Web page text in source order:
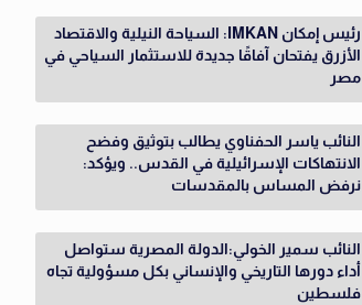
رئيس إمكان IMKAN: السياحة النيلية والاقتصاد
الأزرق يفتحان آفاقًا جديدة للاستثمار السياحي في
مصر
النائب ياسر الحفناوي يطالب بتوثيق وفضح
الانتهاكات الإسرائيلية في القدس.. ويؤكد:
نرفض المساس بالمقدسات
النائب سمير الخولي:الدولة المصرية ستواصل
أداء دورها التاريخي والإنساني بكل مسؤولية تجاه
فلسطين